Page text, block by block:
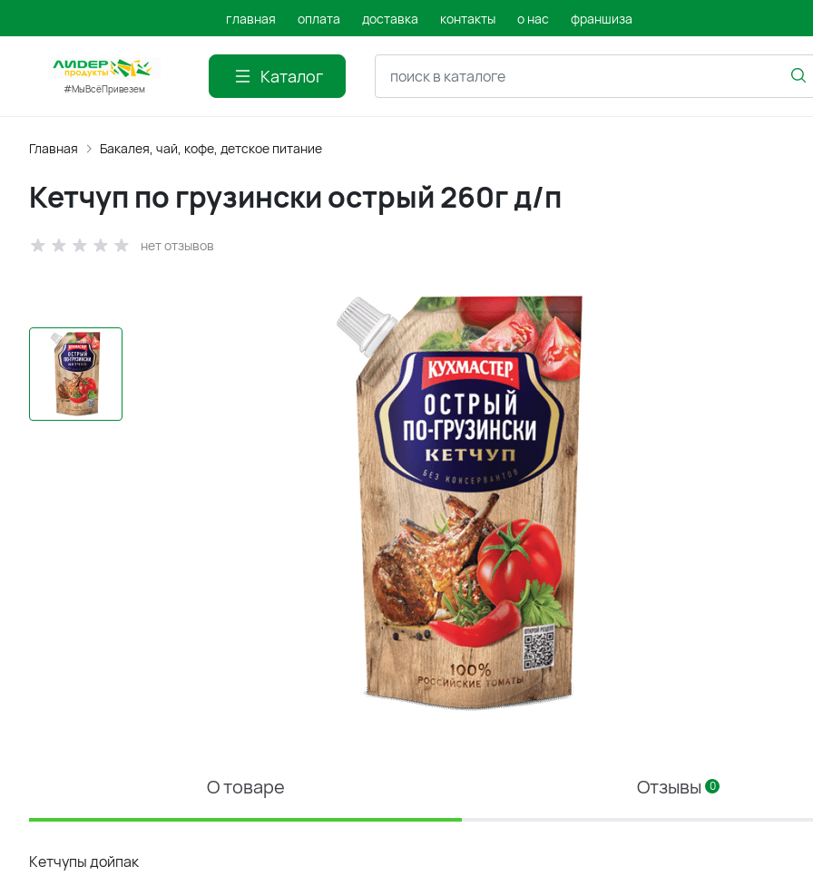
главная оплата доставка контакты о нас франшиза
#МыВсёПривезем
Каталог
Главная Бакалея, чай, кофе, детское питание
Кетчуп по грузински острый 260г д/п
нет отзывов
О товаре Отзывы 0
Кетчупы дойпак